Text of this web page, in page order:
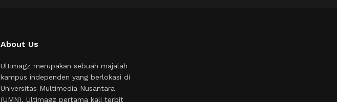
About Us
Ultimagz merupakan sebuah majalah
kampus independen yang berlokasi di
Universitas Multimedia Nusantara
(UMN). Ultimagz pertama kali terbit